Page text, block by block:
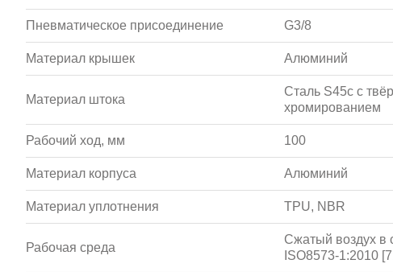
Пневматическое присоединение G3/8
Материал крышек Алюминий
Материал штока
Сталь S45c с
хромированием
Рабочий ход, мм 100
Материал корпуса Алюминий
Материал уплотнения TPU, NBR
Рабочая среда
Сжатый воздух в
ISO8573-1:2010